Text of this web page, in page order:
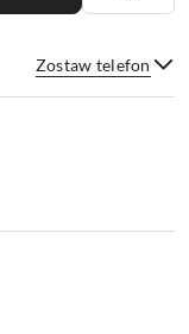
Zostaw telefon